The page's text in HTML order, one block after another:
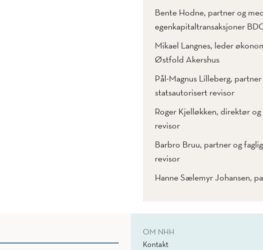
Bente Hodne, partner og
egenkapitaltransaksjoner
Mikael Langnes, leder
Østfold Akershus
Pål-Magnus Lilleberg,
statsautorisert revisor
Roger Kjelløkken, direktør
revisor
Barbro Bruu, partner og
revisor
Hanne Sælemyr Johansen,
OM NHH
Kontakt